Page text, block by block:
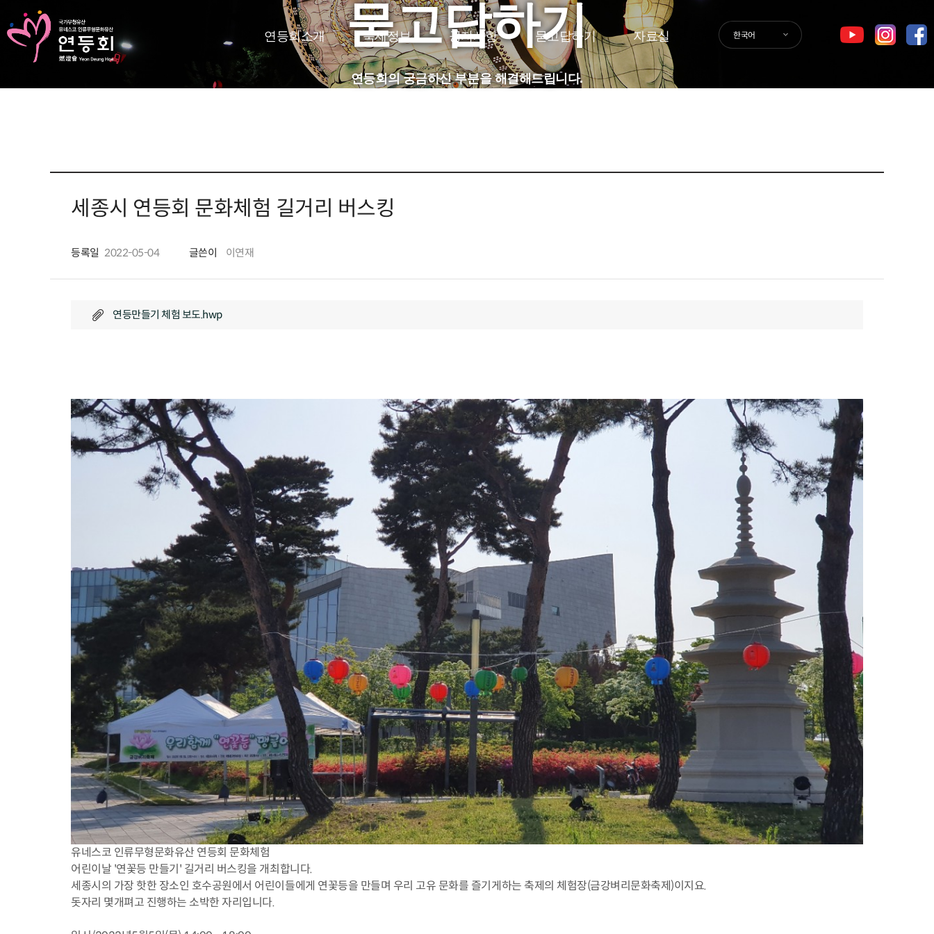
연등회소개 축제정보 공지사항 묻고답하기 자료실 한국어
KR JP CH FR
묻고답하기
연등회의 궁금하신 부분을 해결해드립니다.
세종시 연등회 문화체험 길거리 버스킹
등록일 2022-05-04 글쓴이 이연재
연등만들기 체험 보도.hwp
유네스코 인류무형문화유산 연등회 문화체험
어린이날 '연꽃등 만들기' 길거리 버스킹을 개최합니다.
세종시의 가장 핫한 장소인 호수공원에서 어린이들에게 연꽃등을 만들며 우리 고유 문화를 즐기게하는 축제의 체험장(금강벼리문화축제)이지요.
돗자리 몇개펴고 진행하는 소박한 자리입니다.